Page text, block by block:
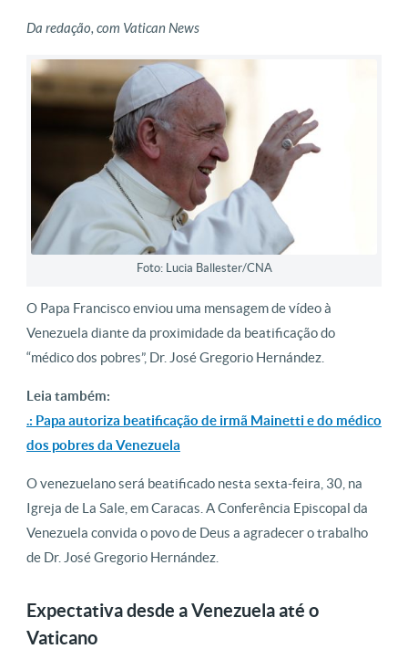
Da redação, com Vatican News
Foto: Lucia Ballester/CNA
O Papa Francisco enviou uma mensagem de vídeo à
Venezuela diante da proximidade da beatificação do
“médico dos pobres”, Dr. José Gregorio Hernández.
Leia também:
.: Papa autoriza beatificação de irmã Mainetti e do médico
dos pobres da Venezuela
O venezuelano será beatificado nesta sexta-feira, 30, na
Igreja de La Sale, em Caracas. A Conferência Episcopal da
Venezuela convida o povo de Deus a agradecer o trabalho
de Dr. José Gregorio Hernández.
Expectativa desde a Venezuela até o
Vaticano